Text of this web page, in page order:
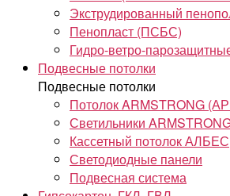
Экструдированный
Пенопласт (ПСБС)
Гидро-ветро-
Подвесные потолки
Подвесные потолки
Потолок ARMSTRONG
Светильники
Кассетный потолок АЛБЕС
Светодиодные панели
Подвесная система